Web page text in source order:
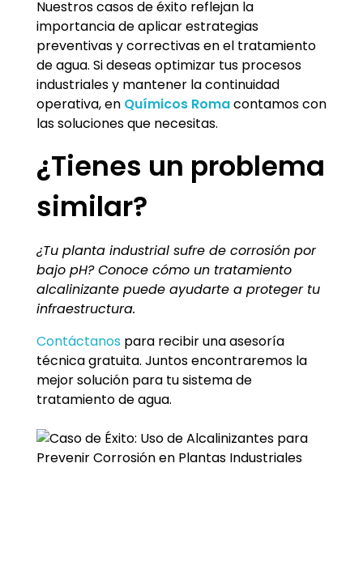
Nuestros casos de éxito reflejan la
importancia de aplicar estrategias
preventivas y correctivas en el tratamiento
de agua. Si deseas optimizar tus procesos
industriales y mantener la continuidad
operativa, en Químicos Romacontamos con
las soluciones que necesitas.
¿Tienes un problema
similar?
¿Tu planta industrial sufre de corrosión por
bajo pH? Conoce cómo un tratamiento
alcalinizante puede ayudarte a proteger tu
infraestructura.
Contáctanos para recibir una asesoría
técnica gratuita. Juntos encontraremos la
mejor solución para tu sistema de
tratamiento de agua.